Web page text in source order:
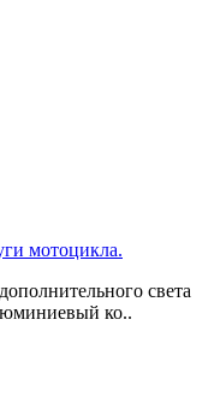
мотоцикла.
света
ко..